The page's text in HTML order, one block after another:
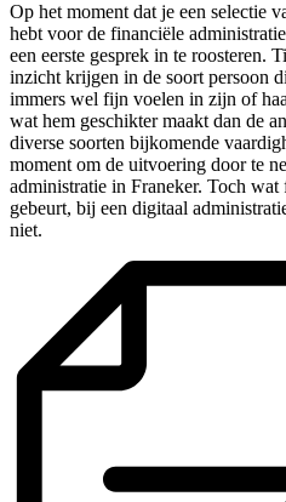
Op het moment dat je een selectie
hebt voor de financiële
een eerste gesprek in te roosteren.
inzicht krijgen in de soort persoon
immers wel fijn voelen in zijn of
wat hem geschikter maakt dan de
diverse soorten bijkomende
moment om de uitvoering door te
administratie in Franeker. Toch wat
gebeurt, bij een digitaal
niet.